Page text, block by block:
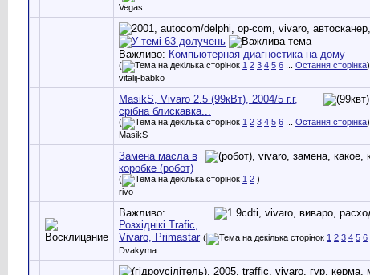
Vegas
Важливо: Компьютерная диагностика на дому
( 1 2 3 4 5 6 Остання сторінка)
vitalij-babko
MasikS, Vivaro 2.5 (99кВт), 2004/5 г.г,
срібна блискавка...
( 1 2 3 4 5 6 Остання сторінка)
MasikS
Замена масла в
коробке (робот)
( 1 2 )
rivo
Важливо:
Розхіднікі Trafic,
Vivaro, Primastar ( 1 2 3 4 5 6
Dvakyma